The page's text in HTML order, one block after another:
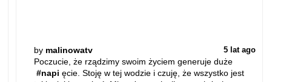
by malinowatv 5 lat ago
Poczucie, że rządzimy swoim życiem generuje duże
#napi ęcie. Stoję w tej wodzie i czuję, że wszystko jest